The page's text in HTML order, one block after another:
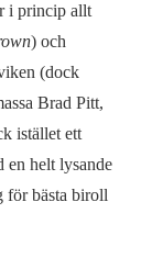
i princip allt
) och
(dock
Brad Pitt,
istället ett
en helt lysande
för bästa biroll